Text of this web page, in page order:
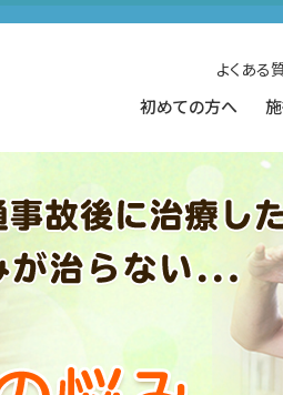
よくある
初めての方へ